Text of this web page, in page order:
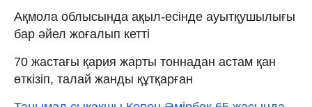
Ақмола облысында ақыл-есінде ауытқушылығы
бар әйел жоғалып кетті
70 жастағы қария жарты тоннадан астам қан
өткізіп, талай жанды құтқарған